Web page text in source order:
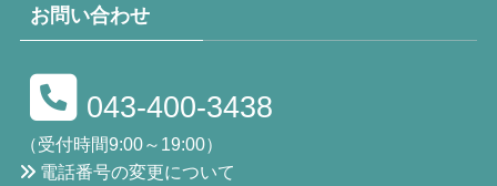
お問い合わせ
043-400-3438
（受付時間9:00～19:00）
電話番号の変更について